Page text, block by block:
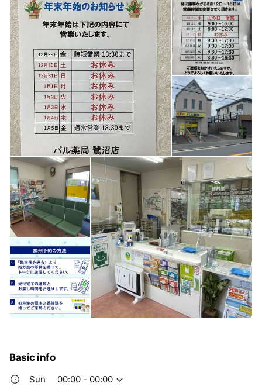
Basic info
Sun
00:00 - 00:00